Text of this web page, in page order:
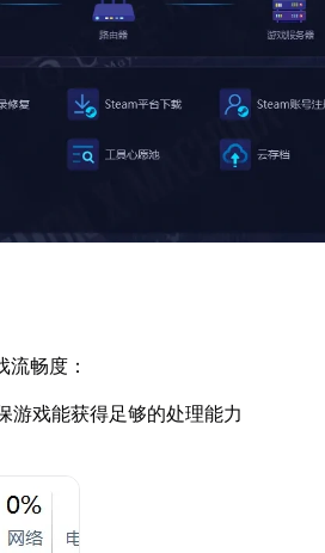
畅度：
游戏能获得足够的处理能力